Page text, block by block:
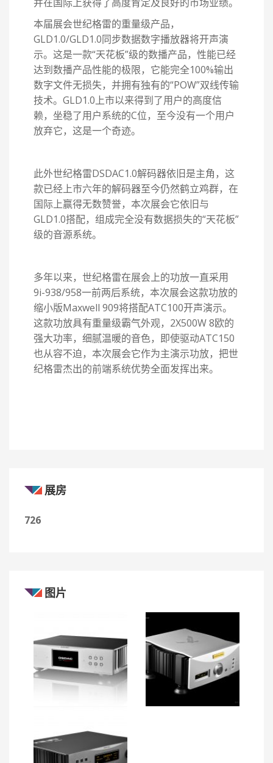
本届展会世纪格雷的重量级产品，
GLD1.0/GLD1.0同步数据数字播放器将开声演
示。这是一款“天花板”级的数播产品，性能已经
达到数播产品性能的极限，它能完全100%输出
数字文件无损失，并拥有独有的“POW”双线传输
技术。GLD1.0上市以来得到了用户的高度信
赖，坐稳了用户系统的C位，至今没有一个用户
放弃它，这是一个奇迹。
此外世纪格雷DSDAC1.0解码器依旧是主角，这
款已经上市六年的解码器至今仍然鹤立鸡群，在
国际上赢得无数赞誉，本次展会它依旧与
GLD1.0搭配，组成完全没有数据损失的“天花板”
级的音源系统。
多年以来，世纪格雷在展会上的功放一直采用
9i-938/958一前两后系统，本次展会这款功放的
缩小版Maxwell 909将搭配ATC100开声演示。
这款功放具有重量级霸气外观，2X500W 8欧的
强大功率，细腻温暖的音色，即使驱动ATC150
也从容不迫，本次展会它作为主演示功放，把世
纪格雷杰出的前端系统优势全面发挥出来。
展房
726
图片